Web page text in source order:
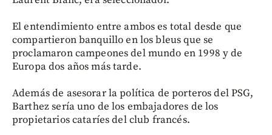
El entendimiento entre ambos es total desde que
compartieron banquillo en los bleus que se
proclamaron campeones del mundo en 1998 y de
Europa dos años más tarde.
Además de asesorar la política de porteros del PSG,
Barthez sería uno de los embajadores de los
propietarios cataríes del club francés.